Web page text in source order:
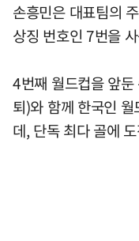
손흥민은 대표팀의
상징 번호인 7번을
4번째 월드컵을 앞
퇴)와 함께 한국인
데, 단독 최다 골에